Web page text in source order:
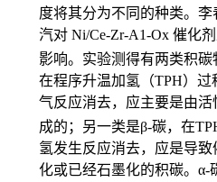
度将其分为不同的种类。
汽对 Ni/Ce-Zr-A1-Ox 催化
影响。实验测得有两类积
在程序升温加氢（TPH）
气反应消去，应主要是由活
成的；另一类是β-碳，在
氢发生反应消去，应是导
化或已经石墨化的积碳。α-